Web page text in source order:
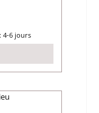
4-6 jours